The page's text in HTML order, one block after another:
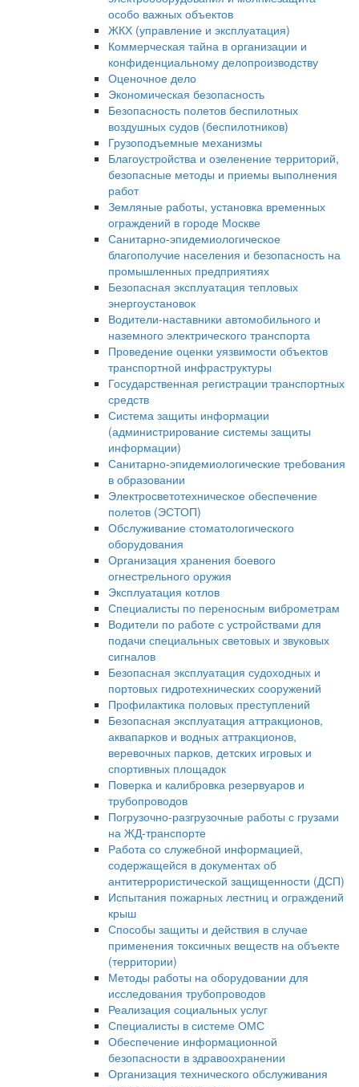
особо важных объектов
ЖКХ (управление и эксплуатация)
Коммерческая тайна в организации и
конфиденциальному делопроизводству
Оценочное дело
Экономическая безопасность
Безопасность полетов беспилотных
воздушных судов (беспилотников)
Грузоподъемные механизмы
Благоустройства и озеленение территорий,
безопасные методы и приемы выполнения
работ
Земляные работы, установка временных
ограждений в городе Москве
Санитарно-эпидемиологическое
благополучие населения и безопасность на
промышленных предприятиях
Безопасная эксплуатация тепловых
энергоустановок
Водители-наставники автомобильного и
наземного электрического транспорта
Проведение оценки уязвимости объектов
транспортной инфраструктуры
Государственная регистрации транспортных
средств
Система защиты информации
(администрирование системы защиты
информации)
Санитарно-эпидемиологические требования
в образовании
Электросветотехническое обеспечение
полетов (ЭСТОП)
Обслуживание стоматологического
оборудования
Организация хранения боевого
огнестрельного оружия
Эксплуатация котлов
Специалисты по переносным виброметрам
Водители по работе с устройствами для
подачи специальных световых и звуковых
сигналов
Безопасная эксплуатация судоходных и
портовых гидротехнических сооружений
Профилактика половых преступлений
Безопасная эксплуатация аттракционов,
аквапарков и водных аттракционов,
веревочных парков, детских игровых и
спортивных площадок
Поверка и калибровка резервуаров и
трубопроводов
Погрузочно-разгрузочные работы с грузами
на ЖД-транспорте
Работа со служебной информацией,
содержащейся в документах об
антитеррористической защищенности (ДСП)
Испытания пожарных лестниц и ограждений
крыш
Способы защиты и действия в случае
применения токсичных веществ на объекте
(территории)
Методы работы на оборудовании для
исследования трубопроводов
Реализация социальных услуг
Специалисты в системе ОМС
Обеспечение информационной
безопасности в здравоохранении
Организация технического обслуживания